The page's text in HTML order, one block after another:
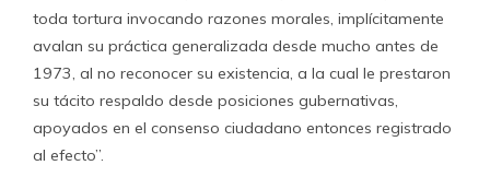
toda tortura invocando razones morales, implícitamente
avalan su práctica generalizada desde mucho antes de
1973, al no reconocer su existencia, a la cual le prestaron
su tácito respaldo desde posiciones gubernativas,
apoyados en el consenso ciudadano entonces registrado
al efecto”.